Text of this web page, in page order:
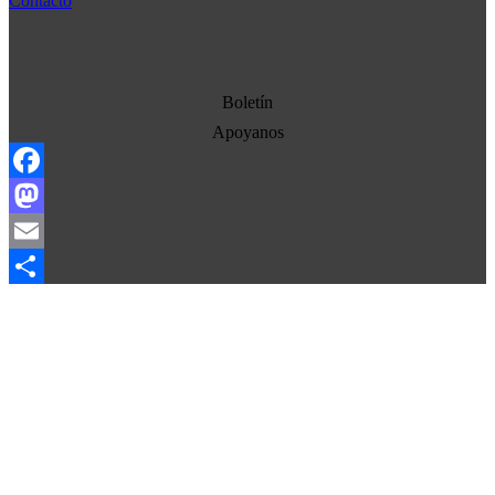
Oriente Medio
Norte-Sur
Sociedad
Ojo con los medios
Boletín
Apoyanos
Facebook
Mastodon
Email